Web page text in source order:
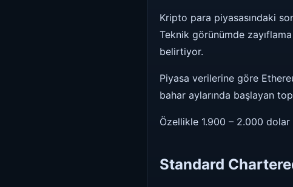
Kripto para piyasasındaki
Teknik görünümde
belirtiyor.
Piyasa verilerine göre
bahar aylarında başlayan
Özellikle 1.900 – 2.000 dolar
Standard